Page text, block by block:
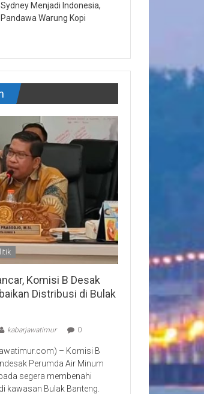
Sydney Menjadi Indonesia,
Pandawa Warung Kopi
Komisi B Desak
Distribusi di Bulak
kabarjawatimur 0
– Komisi B
Perumda Air Minum
segera membenahi
kawasan Bulak Banteng.